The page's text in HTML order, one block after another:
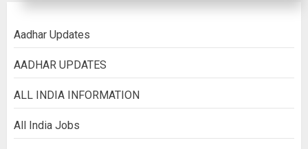
Aadhar Updates
AADHAR UPDATES
ALL INDIA INFORMATION
All India Jobs